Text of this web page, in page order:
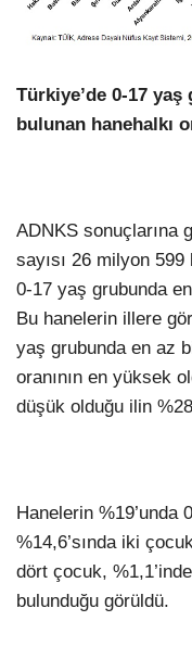
Türkiye’de 0-17
bulunan hanehalkı
ADNKS sonuçlarına
sayısı 26 milyon
0-17 yaş grubunda
Bu hanelerin illere
yaş grubunda en az
oranının en yüksek
düşük olduğu ilin
Hanelerin
%14,6’sında iki
dört çocuk,
bulunduğu görüldü.